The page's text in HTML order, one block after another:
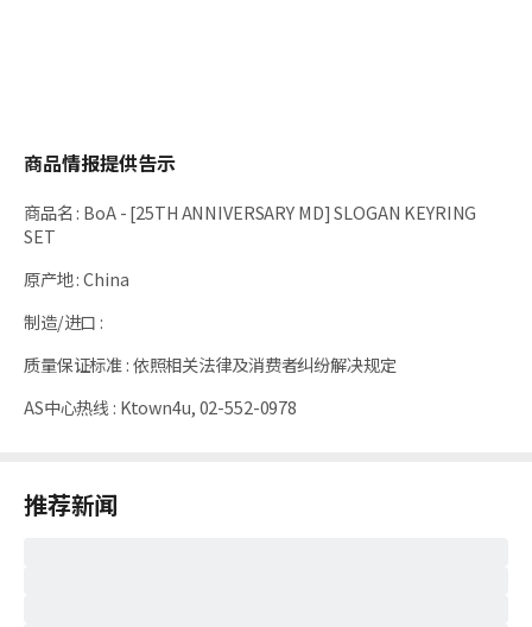
商品情报提供告示
商品名: BoA - [25TH ANNIVERSARY MD] SLOGAN KEYRING
SET
原产地:China
制造/进口 :
质量保证标准 :依照相关法律及消费者纠纷解决规定
AS中心热线 : Ktown4u, 02-552-0978
推荐新闻